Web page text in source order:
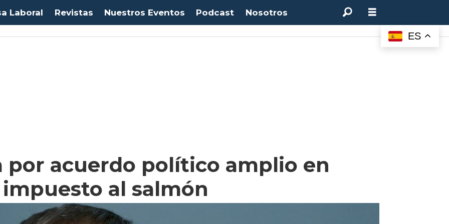
Laboral Revistas Nuestros Eventos Podcast Nosotros
por acuerdo político amplio en
al salmón
ES
Bitcoin: $64.600,08